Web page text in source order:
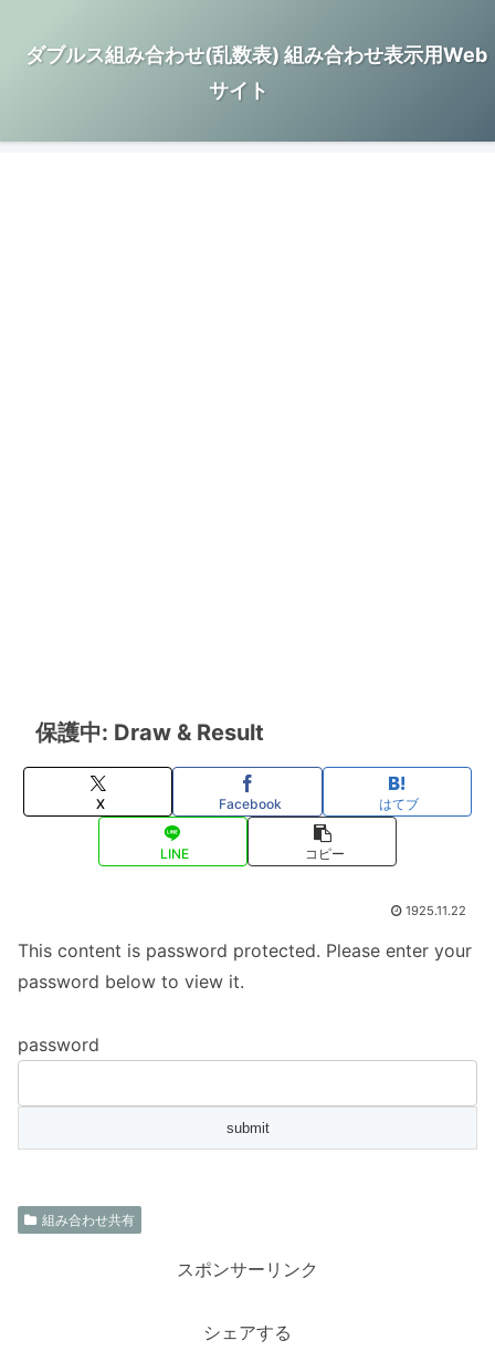
ダブルス組み合わせ(乱数表) 組み合わせ表示用Web
サイト
保護中: Draw & Result
X Facebook はてブ
LINE コピー
1925.11.22
This content is password protected. Please enter your
password below to view it.
password
組み合わせ共有
スポンサーリンク
シェアする